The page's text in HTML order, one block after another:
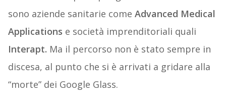
sono aziende sanitarie come Advanced Medical
Applications e società imprenditoriali quali
Interapt. Ma il percorso non è stato sempre in
discesa, al punto che si è arrivati a gridare alla
“morte” dei Google Glass.